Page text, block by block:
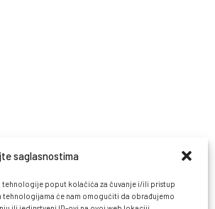
saglasnostima
tehnologije poput kolačića za čuvanje i/ili pristup
tehnologijama će nam omogućiti da obrađujemo